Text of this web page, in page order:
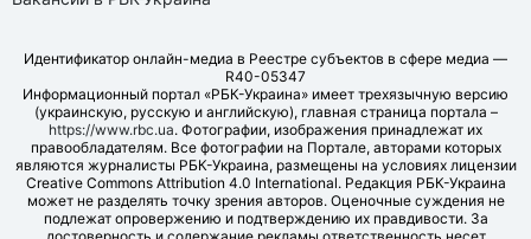
Идентификатор онлайн-медиа в Реестре субъектов в сфере медиа —
R40-05347
Информационный портал «РБК-Украина» имеет трехязычную версию
(украинскую, русскую и английскую), главная страница портала –
https://www.rbc.ua. Фотографии, изображения принадлежат их
правообладателям. Все фотографии на Портале, авторами которых
являются журналисты РБК-Украина, размещены на условиях лицензии
Creative Commons Attribution 4.0 International. Редакция РБК-Украина
может не разделять точку зрения авторов. Оценочные суждения не
подлежат опровержению и подтверждению их правдивости. За